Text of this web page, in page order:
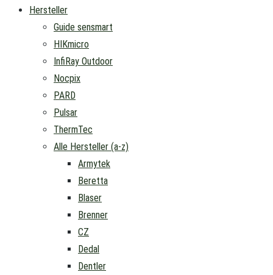
Hersteller
Guide sensmart
HIKmicro
InfiRay Outdoor
Nocpix
PARD
Pulsar
ThermTec
Alle Hersteller (a-z)
Armytek
Beretta
Blaser
Brenner
CZ
Dedal
Dentler